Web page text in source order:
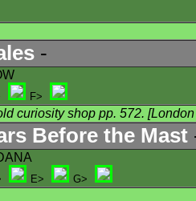
-
F>
curiosity shop pp. 572.
Before the Mast
E> G>